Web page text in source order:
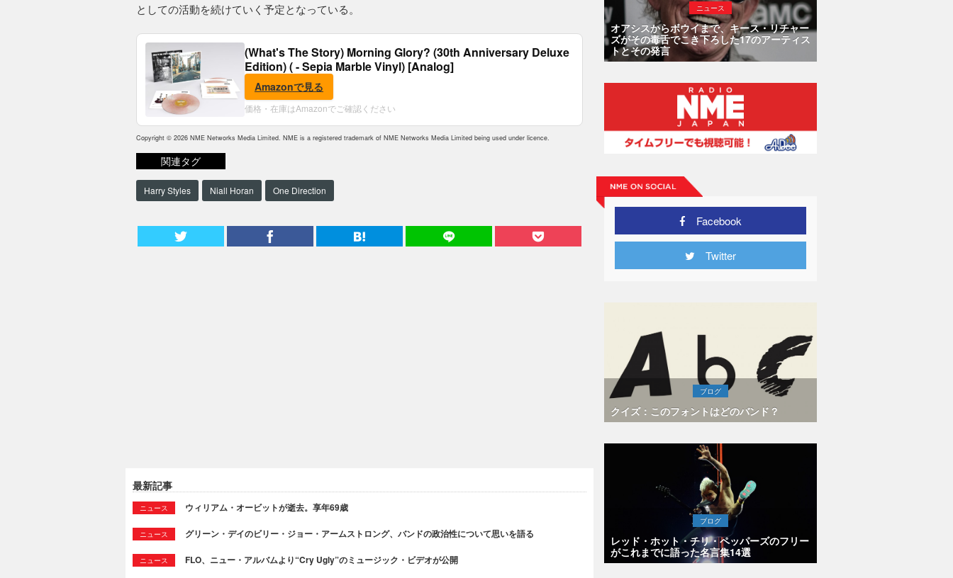
としての活動を続けていく予定となっている。
(What's The Story) Morning Glory? (30th Anniversary Deluxe
Edition) ( - Sepia Marble Vinyl) [Analog]
Amazonで見る
価格・在庫はAmazonでご確認ください
Copyright © 2026 NME Networks Media Limited. NME is a registered trademark of NME Networks Media Limited being used under licence.
関連タグ
Harry Styles Niall Horan One Direction
最新記事
ニュース ウィリアム・オービットが逝去。享年69歳
ニュース グリーン・デイのビリー・ジョー・アームストロング、バンドの政治性について思いを語る
ニュース FLO、ニュー・アルバムより“Cry Ugly”のミュージック・ビデオが公開
ニュース
オアシスからボウイまで、キース・リチャー
ズがその毒舌でこき下ろした17のアーティス
トとその発言
Facebook
Twitter
ブログ
クイズ：このフォントはどのバンド？
ブログ
レッド・ホット・チリ・ペッパーズのフリー
がこれまでに語った名言集14選